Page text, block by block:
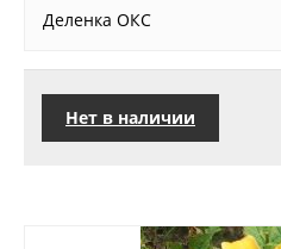
Деленка ОКС
Нет в наличии